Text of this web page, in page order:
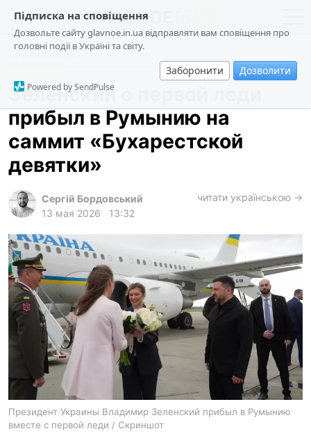
Підписка на сповіщення
Дозвольте сайту glavnoe.in.ua відправляти вам сповіщення про
головні події в Україні та світу.
Заборонити Дозволити
Powered by SendPulse
новости
о проекте
общество
происшествия
криминал
архив
gambling
ru
Политика
Зеленский с первой леди
прибыл в Румынию на
саммит «Бухарестской
девятки»
Сергій Бордовський
13 мая 2026
13:32
читати українською →
Президент Украины Владимир Зеленский прибыл в Румынию
вместе с первой леди / Скриншот